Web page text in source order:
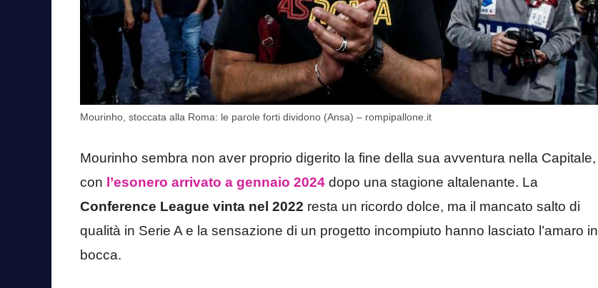
Mourinho, stoccata alla Roma: le parole forti dividono (Ansa) – rompipallone.it
Mourinho sembra non aver proprio digerito la fine della sua avventura nella Capitale,
con l’esonero arrivato a gennaio 2024 dopo una stagione altalenante. La
Conference League vinta nel 2022 resta un ricordo dolce, ma il mancato salto di
qualità in Serie A e la sensazione di un progetto incompiuto hanno lasciato l’amaro in
bocca.